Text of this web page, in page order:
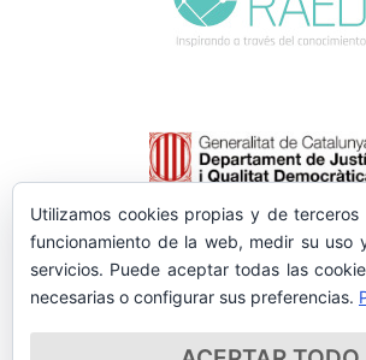
Utilizamos cookies propias y de
funcionamiento de la web, medir su uso
servicios. Puede aceptar todas las
necesarias o configurar sus preferencias.